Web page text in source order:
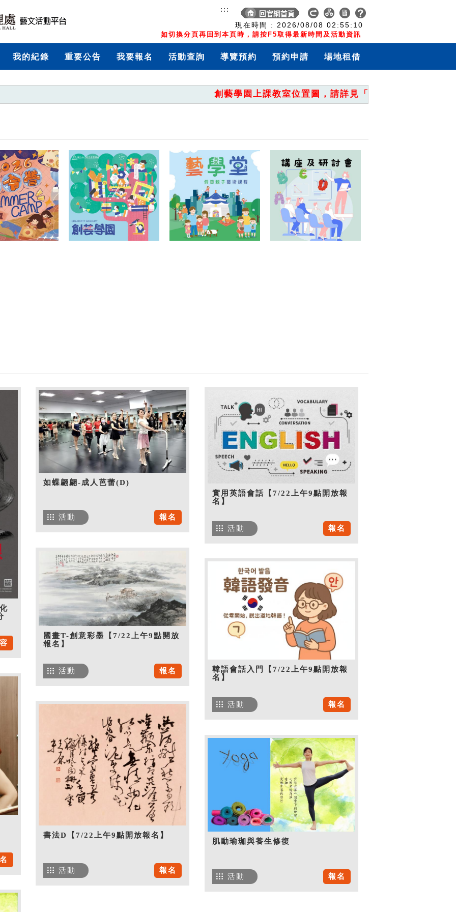
現在時間 : 2026/08/08 02:55:10
如切換分頁再回到本頁時，請按F5取得最新時間及活動資訊
:::
我的紀錄 重要公告 我要報名 活動查詢 導覽預約 預約申請 場地租借
創藝學園上課教室位置圖，請詳見「重要公告」。
如蝶翩翩-成人芭蕾(D)
報名
活動
實用英語會話【7/22上午9點開放報
名】
報名
活動
國畫T-創意彩墨【7/22上午9點開放
報名】
報名
活動
韓語會話入門【7/22上午9點開放報
名】
報名
活動
書法D【7/22上午9點開放報名】
報名
活動
肌動瑜珈與養生修復
報名
活動